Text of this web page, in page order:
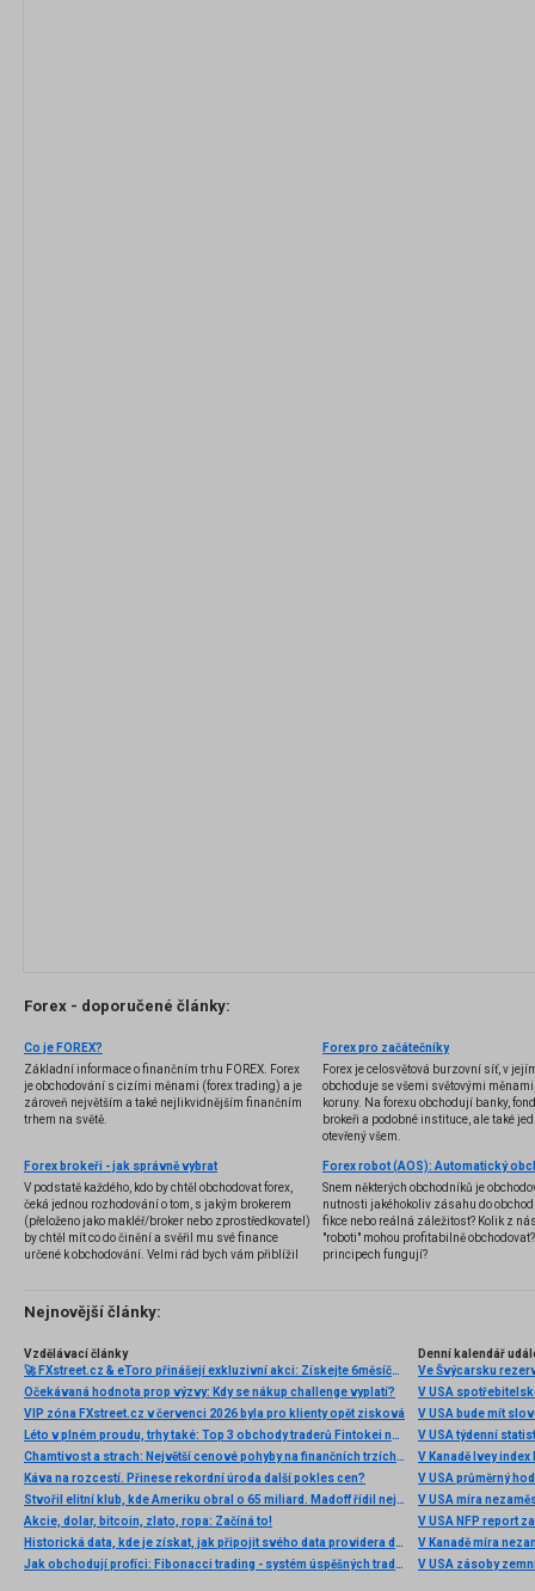
Forex - doporučené články:
Co je FOREX?
Základní informace o finančním trhu FOREX. Forex
je obchodování s cizími měnami (forex trading) a je
zároveň největším a také nejlikvidnějším finančním
trhem na světě.
Forex pro začátečníky
Forex je celosvětová burzovní síť, v
obchoduje se všemi světovými
koruny. Na forexu obchodují banky,
brokeři a podobné instituce, ale také
otevřený všem.
Forex brokeři - jak správně vybrat
V podstatě každého, kdo by chtěl obchodovat forex,
čeká jednou rozhodování o tom, s jakým brokerem
(přeloženo jako makléř/broker nebo zprostředkovatel)
by chtěl mít co do činění a svěřil mu své finance
určené k obchodování. Velmi rád bych vám přiblížil
několik příkladů nejznámějších z nich.
Snem některých obchodníků je
nutnosti jakéhokoliv zásahu do
fikce nebo reálná záležitost? Kolik z
"roboti" mohou profitabilně
principech fungují?
Nejnovější články:
Vzdělávací články
🚀 FXstreet.cz & eToro přinášejí exkluzivní akci: Získejte 6měsíční členství ve VIP zóně ZDARMA
Očekávaná hodnota prop výzvy: Kdy se nákup challenge vyplatí?
VIP zóna FXstreet.cz v červenci 2026 byla pro klienty opět zisková
Léto v plném proudu, trhy také: Top 3 obchody traderů Fintokei na indexech a zlatě
Chamtivost a strach: Největší cenové pohyby na finančních trzích (červenec 2026)
Káva na rozcestí. Přinese rekordní úroda další pokles cen?
Stvořil elitní klub, kde Ameriku obral o 65 miliard. Madoff řídil největší Ponzi dějin
Akcie, dolar, bitcoin, zlato, ropa: Začíná to!
Historická data, kde je získat, jak připojit svého data providera do MultiCharts a proč je budeme potřebovat? (4. díl)
Jak obchodují profíci: Fibonacci trading - systém úspěšných traderů
Denní kalendář
Ve Švýcarsku
V USA
V USA bude mít
V USA týdenní
V Kanadě Ivey index
V USA průměrný
V USA míra
V USA NFP report
V Kanadě míra
V USA zásoby